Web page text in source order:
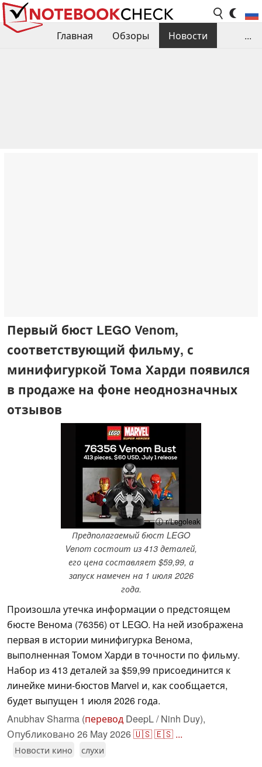
Главная Обзоры
Новости
...
Первый бюст LEGO Venom,
соответствующий фильму, с
минифигуркой Тома Харди появился
в продаже на фоне неоднозначных
отзывов
ⓘ r/Legoleak
Предполагаемый бюст LEGO
Venom состоит из 413 деталей,
его цена составляет $59,99, а
запуск намечен на 1 июля 2026
года.
Произошла утечка информации о предстоящем
бюсте Венома (76356) от LEGO. На ней изображена
первая в истории минифигурка Венома,
выполненная Томом Харди в точности по фильму.
Набор из 413 деталей за $59,99 присоединится к
линейке мини-бюстов Marvel и, как сообщается,
будет выпущен 1 июля 2026 года.
Anubhav Sharma (перевод DeepL / Ninh Duy),
Опубликовано 26 May 2026🇺🇸🇪🇸 ...
Новости кино слухи